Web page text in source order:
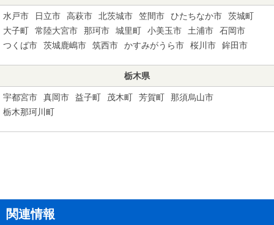
水戸市 日立市 高萩市 北茨城市 笠間市 ひたちなか市
茨城町
大子町
常陸大宮市 那珂市 城里町 小美玉市 土浦市
石岡市
つくば市
茨城鹿嶋市 筑西市 かすみがうら市 桜川市 鉾田市
栃木県
宇都宮市 真岡市 益子町 茂木町 芳賀町
那須烏山市
栃木那珂川町
関連情報